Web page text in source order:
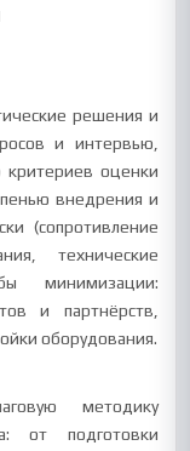
решения и
и интервью,
оценки
внедрения и
(сопротивление
технические
минимизации:
и партнёрств,
оборудования.
методику
от подготовки